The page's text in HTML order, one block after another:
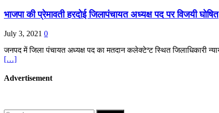
भाजपा की प्रेमावती हरदोई जिलापंचायत अध्यक्ष पद पर विजयी घोषित
July 3, 2021 0
जनपद में जिला पंचायत अध्यक्ष पद का मतदान कलेक्टेªट स्थित जिलाधिकारी
[…]
Advertisement